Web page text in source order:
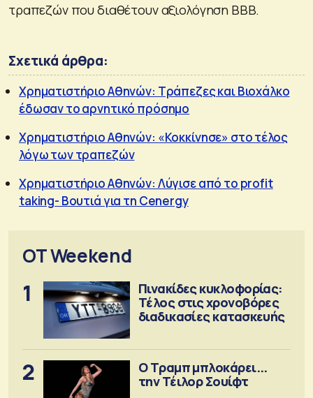
τραπεζών που διαθέτουν αξιολόγηση ΒΒΒ.
Σχετικά άρθρα:
Χρηματιστήριο Αθηνών: Τράπεζες και Βιοχάλκο
έδωσαν το αρνητικό πρόσημο
Χρηματιστήριο Αθηνών: «Κοκκίνησε» στο τέλος
λόγω των τραπεζών
Χρηματιστήριο Αθηνών: Λύγισε από το profit
taking- Βουτιά για τη Cenergy
OT Weekend
1
Πινακίδες κυκλοφορίας:
Τέλος στις χρονοβόρες
διαδικασίες κατασκευής
2
Ο Τραμπ μπλοκάρει...
την Τέιλορ Σουίφτ